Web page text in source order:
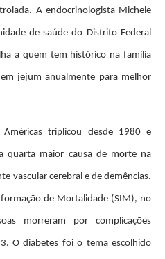
A endocrinologista Michele
de saúde do Distrito Federal
a quem tem histórico na família
jejum anualmente para melhor
triplicou desde 1980 e
quarta maior causa de morte na
vascular cerebral e de demências.
de Mortalidade (SIM), no
morreram por complicações
O diabetes foi o tema escolhido